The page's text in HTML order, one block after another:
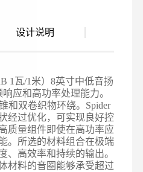
设计说明
1瓦/1米）8英寸中低音扬
应和高功率处理能力。
和双卷织物环绕。Spider
经过优化，可实现良好控
质量组件即使在高功率应
。所选的材料组合在极端
、高效率和持续的输出。
材料的音圈能够承受超过